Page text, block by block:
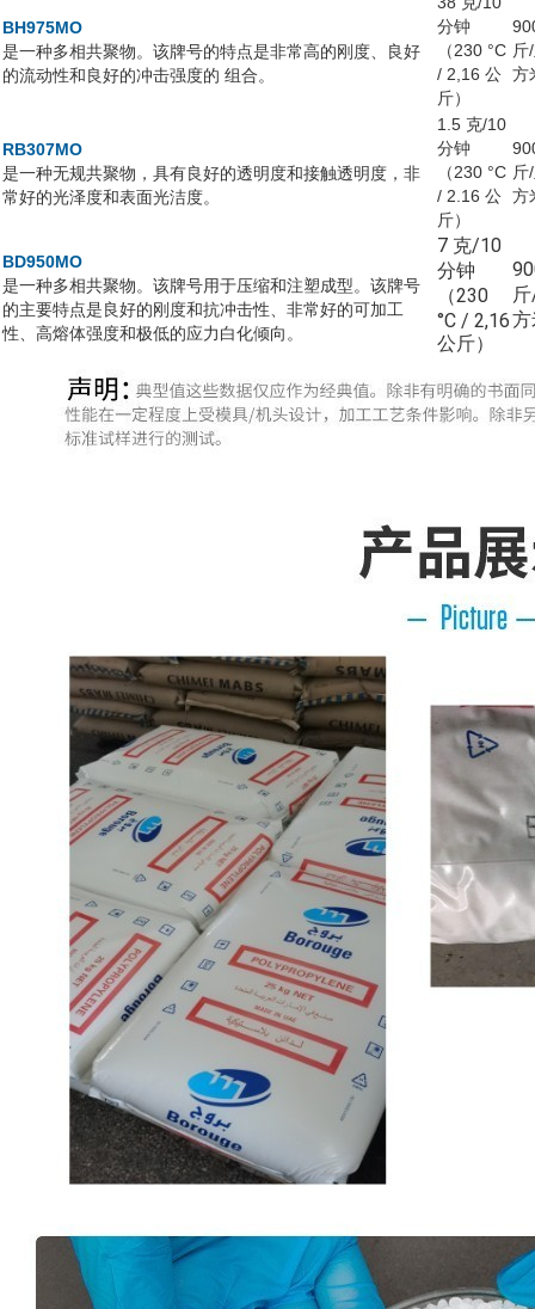
BH975MO
是一种多相共聚物。该牌号的特点是非常高的刚度、良好
的流动性和良好的冲击强度的 组合。
分钟
（230 °C
/ 2,16 公
斤）
斤
方
RB307MO
是一种无规共聚物，具有良好的透明度和接触透明度，非
常好的光泽度和表面光洁度。
1.5 克/10
分钟
（230 °C
/ 2.16 公
斤）
斤
方
BD950MO
是一种多相共聚物。该牌号用于压缩和注塑成型。该牌号
的主要特点是良好的刚度和抗冲击性、非常好的可加工
性、高熔体强度和极低的应力白化倾向。
7 克/10
分钟
（230
°C / 2,16
公斤）